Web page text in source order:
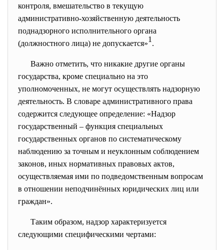
контроля, вмешательство в текущую
административно-хозяйственную деятельность
поднадзорного исполнительного органа
(должностного лица) не допускается»1 .
Важно отметить, что никакие другие органы
государства, кроме специально на это
уполномоченных, не могут осуществлять надзорную
деятельность. В словаре административного права
содержится следующее определение: «Надзор
государственный – функция специальных
государственных органов по систематическому
наблюдению за точным и неуклонным соблюдением
законов, иных нормативных правовых актов,
осуществляемая ими по подведомственным вопросам
в отношении неподчинённых юридических лиц или
граждан».
Таким образом, надзор характеризуется
следующими специфическими чертами: